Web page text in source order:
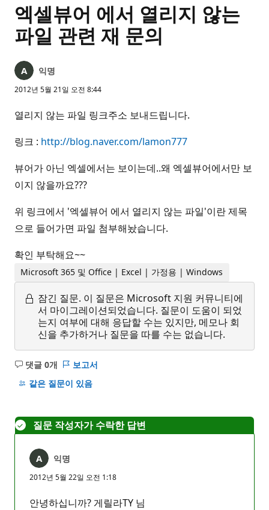
엑셀뷰어 에서 열리지 않는
파일 관련 재 문의
익명
2012년 5월 21일 오전 8:44
열리지 않는 파일 링크주소 보내드립니다.
링크 : http://blog.naver.com/lamon777
뷰어가 아닌 엑셀에서는 보이는데..왜 엑셀뷰어에서만 보
이지 않을까요???
위 링크에서 '엑셀뷰어 에서 열리지 않는 파일'이란 제목
으로 들어가면 파일 첨부해놨습니다.
확인 부탁해요~~
Microsoft 365 및 Office | Excel | 가정용 | Windows
잠긴 질문. 이 질문은 Microsoft 지원 커뮤니티에
서 마이그레이션되었습니다. 질문이 도움이 되었
는지 여부에 대해 응답할 수는 있지만, 메모나 회
신을 추가하거나 질문을 따를 수는 없습니다.
댓글 0개
설
명
보고서
같은 질문이 있음
질문 작성자가 수락한 답변
익명
2012년 5월 22일 오전 1:18
안녕하십니까? 게릴라TY 님